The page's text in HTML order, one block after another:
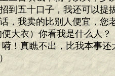
到五十口子，我还可以提
，我卖的比别人便宜，您
大衣）你看我是什么人？
！真瞧不出，比我本事